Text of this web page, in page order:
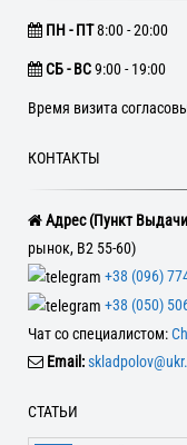
ПН - ПТ8:00 - 20:00
CБ - ВС9:00 - 19:00
Время визита
КОНТАКТЫ
Адрес (Пункт
рынок, В2 55-60)
+38 (096)
+38 (050)
Чат со специалистом:
Email:
СТАТЬИ